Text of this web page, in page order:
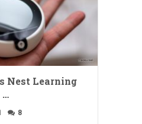
Nest Learning
…
8